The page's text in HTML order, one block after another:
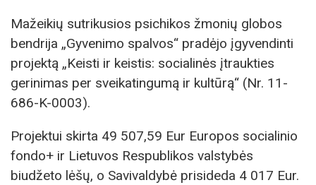
Mažeikių sutrikusios psichikos žmonių globos
bendrija „Gyvenimo spalvos“ pradėjo įgyvendinti
projektą „Keisti ir keistis: socialinės įtraukties
gerinimas per sveikatingumą ir kultūrą“ (Nr. 11-
686-K-0003).
Projektui skirta 49 507,59 Eur Europos socialinio
fondo+ ir Lietuvos Respublikos valstybės
biudžeto lėšų, o Savivaldybė prisideda 4 017 Eur.